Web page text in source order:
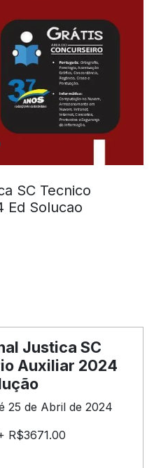
SC Tecnico
Ed Solucao
Justica SC
Auxiliar 2024
25 de Abril de 2024
R$3671.00